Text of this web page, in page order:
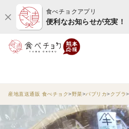
食べチョクアプリ
便利なお知らせが充実！
産地直送通販 食べチョク 野菜 パプリカ クプラ